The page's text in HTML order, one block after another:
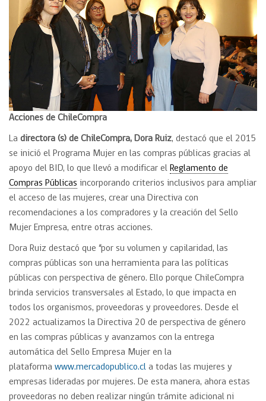
Acciones de ChileCompra
La directora (s) de ChileCompra, Dora Ruiz, destacó que el 2015
se inició el Programa Mujer en las compras públicas gracias al
apoyo del BID, lo que llevó a modificar el Reglamento de
Compras Públicas incorporando criterios inclusivos para ampliar
el acceso de las mujeres, crear una Directiva con
recomendaciones a los compradores y la creación del Sello
Mujer Empresa, entre otras acciones.
Dora Ruiz destacó que “por su volumen y capilaridad, las
compras públicas son una herramienta para las políticas
públicas con perspectiva de género. Ello porque ChileCompra
brinda servicios transversales al Estado, lo que impacta en
todos los organismos, proveedoras y proveedores. Desde el
2022 actualizamos la Directiva 20 de perspectiva de género
en las compras públicas y avanzamos con la entrega
automática del Sello Empresa Mujer en la
plataforma www.mercadopublico.cl a todas las mujeres y
empresas lideradas por mujeres. De esta manera, ahora estas
proveedoras no deben realizar ningún trámite adicional ni